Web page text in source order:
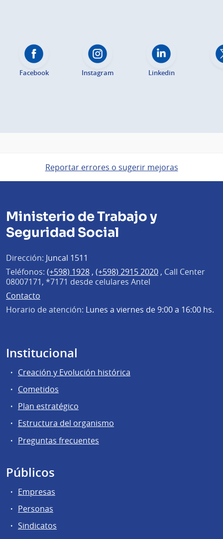
Facebook Instagram Linkedin
Reportar errores o sugerir mejoras
Ministerio de Trabajo y
Seguridad Social
Dirección: Juncal 1511
Teléfonos: (+598) 1928 , (+598) 2915 2020 , Call Center
08007171, *7171 desde celulares Antel
Contacto
Horario de atención: Lunes a viernes de 9:00 a 16:00 hs.
Institucional
Creación y Evolución histórica
Cometidos
Plan estratégico
Estructura del organismo
Preguntas frecuentes
Públicos
Empresas
Personas
Sindicatos